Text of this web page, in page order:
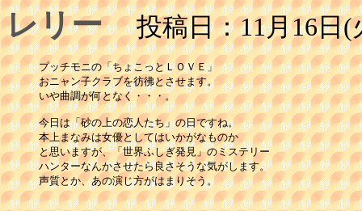
レリー 投稿日：11月16日(
プッチモニの「ちょこっとＬＯＶＥ」
おニャン子クラブを彷彿とさせます。
いや曲調が何となく・・・。
今日は「砂の上の恋人たち」の日ですね。
本上まなみは女優としてはいかがなものか
と思いますが、「世界ふしぎ発見」のミステリー
ハンターなんかさせたら良さそうな気がします。
声質とか、あの演じ方がはまりそう。